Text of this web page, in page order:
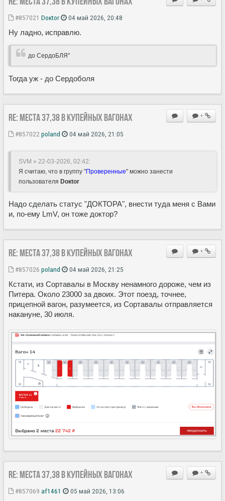
#857021 Doкtor 04 май 2026, 20:48
Ну ладно, исправлю.
до СердоБЛЯ"
Тогда уж - до Сердоболя
+
Re: Места 37,38 в купейных вагонах
#857022 poland 04 май 2026, 21:05
SVM » 22-03-2026, 02:42:
Я считаю, что в группу "Проверенные" можно занести
пользователя Doкtor
Надо сделать статус "ДОКТОРА", внести туда меня с Вами
и, по-ему LmV, он тоже доктор?
+
Re: Места 37,38 в купейных вагонах
#857026 poland 04 май 2026, 21:25
Кстати, из Сортавалы в Москву ненамного дороже, чем из
Питера. Около 23000 за двоих. Этот поезд, точнее,
прицепной вагон, разумеется, из Сортавалы отправляется
накануне, 30 июля.
+
Re: Места 37,38 в купейных вагонах
#857069 af1461 05 май 2026, 13:06